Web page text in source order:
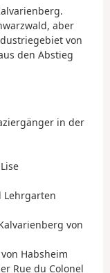
aber
von
den Abstieg
in der
Lehrgarten
von
Habsheim
Rue du Colonel